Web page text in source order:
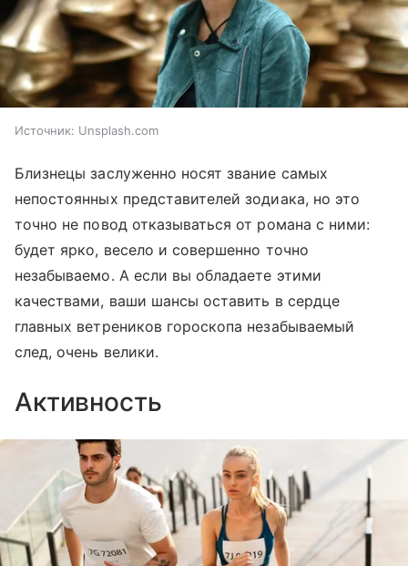
Источник: Unsplash.com
Близнецы заслуженно носят звание самых
непостоянных представителей зодиака, но это
точно не повод отказываться от романа с ними:
будет ярко, весело и совершенно точно
незабываемо. А если вы обладаете этими
качествами, ваши шансы оставить в сердце
главных ветреников гороскопа незабываемый
след, очень велики.
Активность